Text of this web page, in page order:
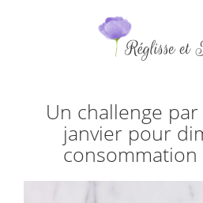
Un challenge
janvier pour
consommation